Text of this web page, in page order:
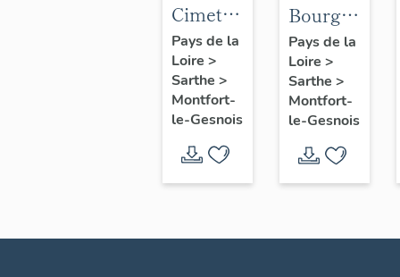
Cimetière
Saint-
André,
route de
Connerré
Pays de la
Loire >
Sarthe >
Montfort-
le-Gesnois
Bourg
de
Montfort-
le-
Gesnois
: ancien
bourg
de Pont-
Gennes
Pays de la
Loire >
Sarthe >
Montfort-
le-Gesnois